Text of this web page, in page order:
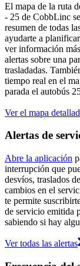
El mapa de la ruta
- 25 de CobbLinc
resumen de todas
ayudarte a
ver información
alertas sobre una
trasladadas.
tiempo real en el
parada el autobús
Ver el mapa
Alertas de
Abre la aplicación
interrupción que
desvíos, traslados
cambios en el
te permite
de servicio emitida
sabiendo si hay
Ver todas las alertas